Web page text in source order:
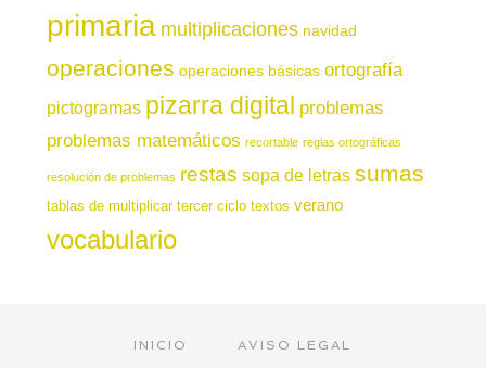
primaria multiplicaciones navidad
operaciones operaciones básicas ortografía
pictogramas pizarra digital problemas
problemas matemáticos recortable reglas ortográficas
resolución de problemas restas sopa de letras sumas
tablas de multiplicar tercer ciclo textos verano
vocabulario
INICIO
AVISO LEGAL